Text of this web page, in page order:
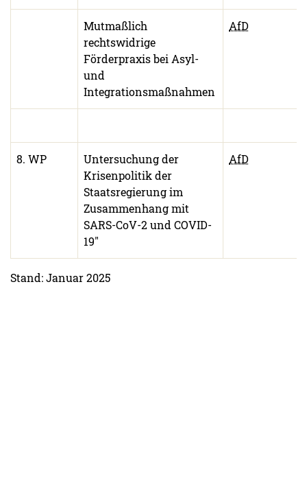
Mutmaßlich
rechtswidrige
Förderpraxis bei Asyl-
und
Integrationsmaßnahmen
AfD
8. WP
Untersuchung der
Krisenpolitik der
Staatsregierung im
Zusammenhang mit
SARS-CoV-2 und COVID-
19"
AfD
Stand: Januar 2025